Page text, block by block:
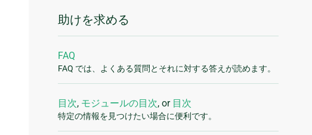
助けを求める
FAQ
FAQ では、よくある質問とそれに対する答えが読めます。
目次, モジュールの目次, or 目次
特定の情報を見つけたい場合に便利です。